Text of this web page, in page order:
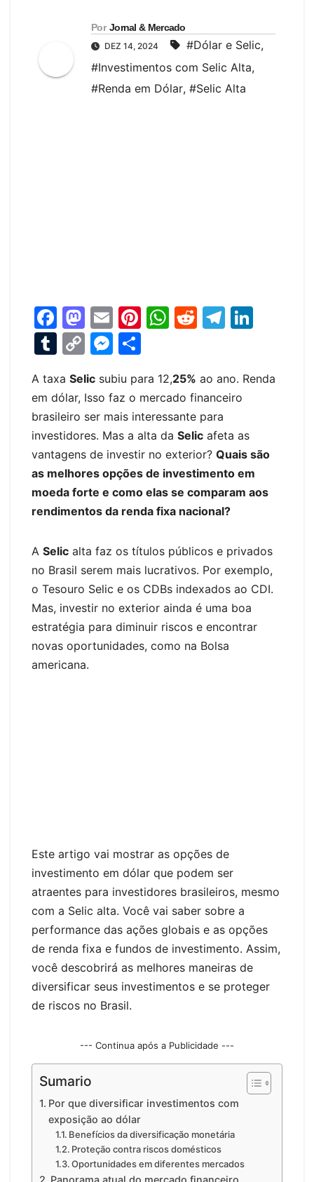
Por Jornal & Mercado
DEZ 14, 2024 #Dólar e Selic,
#Investimentos com Selic Alta,
#Renda em Dólar, #Selic Alta
F
a
c
e
b
o
o
k
M
a
st
o
d
o
n
E
m
ai
l
Pi
e
st
W
s
A
p
p
R
di
t
T
gr
a
m
e
T
m
bl
r
C
p
y
Li
n
k
M
s
s
e
n
g
er
ar
e
A taxa Selic subiu para 12,25% ao ano. Renda
em dólar, Isso faz o mercado financeiro
brasileiro ser mais interessante para
investidores. Mas a alta da Selic afeta as
vantagens de investir no exterior? Quais são
as melhores opções de investimento em
moeda forte e como elas se comparam aos
rendimentos da renda fixa nacional?
A Selic alta faz os títulos públicos e privados
no Brasil serem mais lucrativos. Por exemplo,
o Tesouro Selic e os CDBs indexados ao CDI.
Mas, investir no exterior ainda é uma boa
estratégia para diminuir riscos e encontrar
novas oportunidades, como na Bolsa
americana.
Este artigo vai mostrar as opções de
investimento em dólar que podem ser
atraentes para investidores brasileiros, mesmo
com a Selic alta. Você vai saber sobre a
performance das ações globais e as opções
de renda fixa e fundos de investimento. Assim,
você descobrirá as melhores maneiras de
diversificar seus investimentos e se proteger
de riscos no Brasil.
--- Continua após a Publicidade ---
Sumario
Por que diversificar investimentos com
exposição ao dólar
Benefícios da diversificação monetária
Proteção contra riscos domésticos
Oportunidades em diferentes mercados